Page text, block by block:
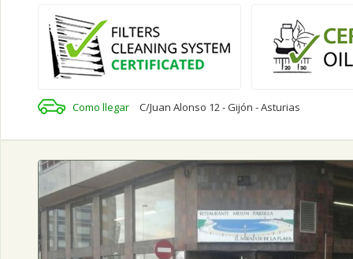
Como llegar C/Juan Alonso 12 - Gijón - Asturias